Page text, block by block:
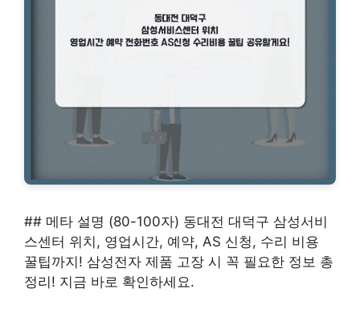
## 메타 설명 (80-100자) 동대전 대덕구 삼성서비
스센터 위치, 영업시간, 예약, AS 신청, 수리 비용
꿀팁까지! 삼성전자 제품 고장 시 꼭 필요한 정보 총
정리! 지금 바로 확인하세요.